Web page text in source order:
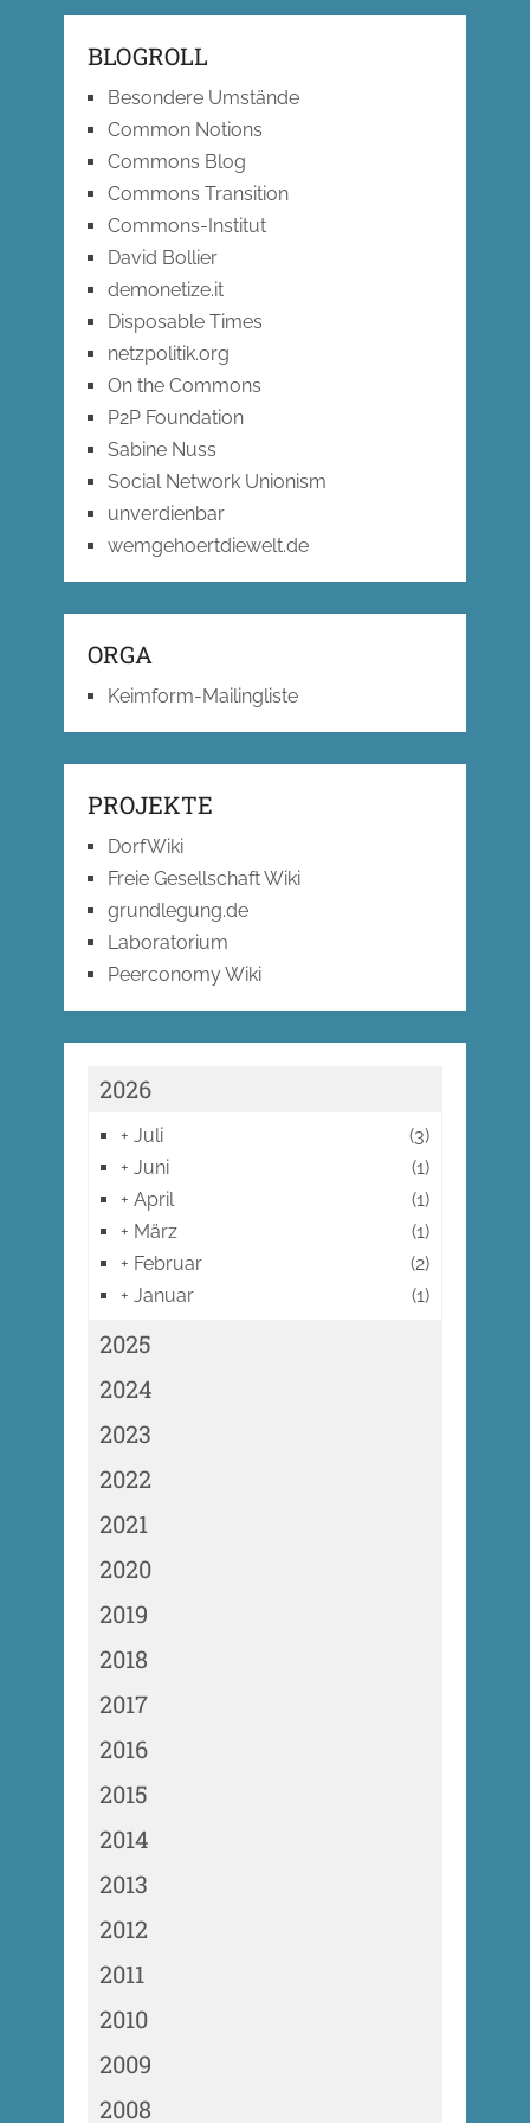
BLOGROLL
Besondere Umstände
Common Notions
Commons Blog
Commons Transition
Commons-Institut
David Bollier
demonetize.it
Disposable Times
netzpolitik.org
On the Commons
P2P Foundation
Sabine Nuss
Social Network Unionism
unverdienbar
wemgehoertdiewelt.de
ORGA
Keimform-Mailingliste
PROJEKTE
DorfWiki
Freie Gesellschaft Wiki
grundlegung.de
Laboratorium
Peerconomy Wiki
2026
+ Juli
(3)
+ Juni
(1)
+ April
(1)
+ März
(1)
+ Februar
(2)
+ Januar (1)
2025
2024
2023
2022
2021
2020
2019
2018
2017
2016
2015
2014
2013
2012
2011
2010
2009
2008